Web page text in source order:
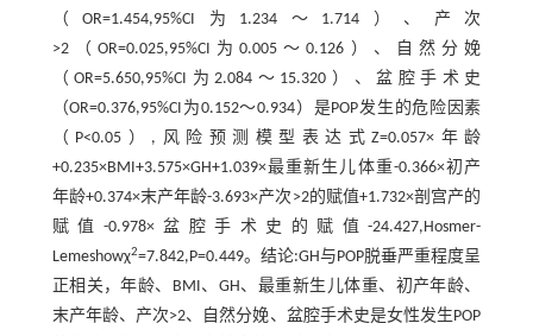
（OR=1.454,95%CI为1.234～1.714）、产次
>2（OR=0.025,95%CI为0.005～0.126）、自然分娩
（OR=5.650,95%CI为2.084～15.320）、盆腔手术史
（OR=0.376,95%CI为0.152～0.934）是POP发生的危险因素
（P<0.05）,风险预测模型表达式Z=0.057×年龄
+0.235×BMI+3.575×GH+1.039×最重新生儿体重-0.366×初产
年龄+0.374×末产年龄-3.693×产次>2的赋值+1.732×剖宫产的
赋值-0.978×盆腔手术史的赋值-24.427,Hosmer-
Lemeshowχ2=7.842,P=0.449。结论:GH与POP脱垂严重程度呈
正相关，年龄、BMI、GH、最重新生儿体重、初产年龄、
末产年龄、产次>2、自然分娩、盆腔手术史是女性发生POP